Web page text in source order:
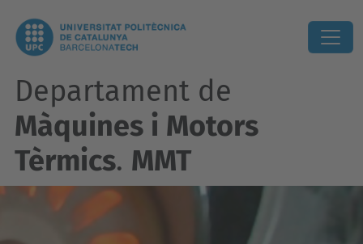
Departament de
Màquines i Motors
Tèrmics. MMT